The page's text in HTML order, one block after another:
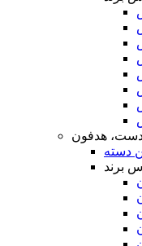
هدفون
دسته
برند